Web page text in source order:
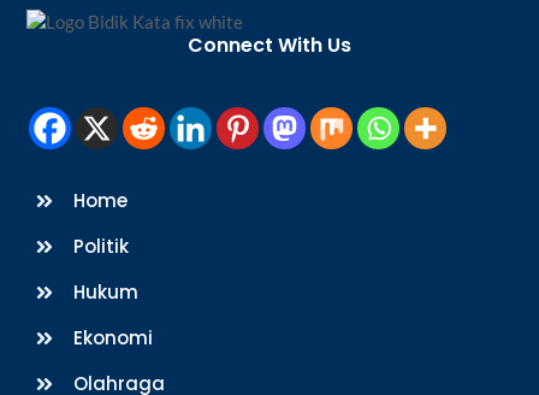
Back
Connect With Us
Home
Politik
Hukum
Ekonomi
Olahraga